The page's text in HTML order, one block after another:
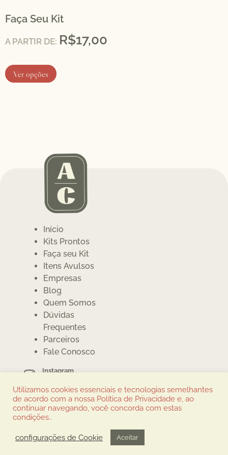
Faça Seu Kit
A PARTIR DE: R$17,00
Ver opções
Início
Kits Prontos
Faça seu Kit
Itens Avulsos
Empresas
Blog
Quem Somos
Dúvidas
Frequentes
Parceiros
Fale Conosco
Instagram
Whatsapp
(12) 3913-6086
Utilizamos cookies essenciais e tecnologias semelhantes
de acordo com a nossa Política de Privacidade e, ao
continuar navegando, você concorda com estas
condições..
configurações de Cookie Aceitar